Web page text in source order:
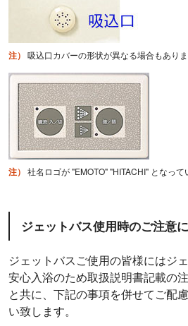
注） 吸込口カバーの形状が異なる場合もあり
注） 社名ロゴが "EMOTO" "HITACHI" となっ
ジェットバス使用時のご注意
ジェットバスご使用の皆様にはジ
安心入浴のため取扱説明書記載の
と共に、下記の事項を併せてご配
い致します。